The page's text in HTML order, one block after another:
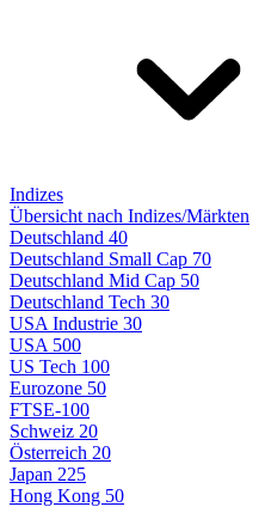
Indizes
Übersicht nach Indizes/Märkten
Deutschland 40
Deutschland Small Cap 70
Deutschland Mid Cap 50
Deutschland Tech 30
USA Industrie 30
USA 500
US Tech 100
Eurozone 50
FTSE-100
Schweiz 20
Österreich 20
Japan 225
Hong Kong 50